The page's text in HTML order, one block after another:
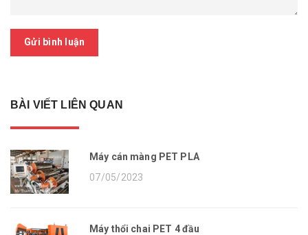
Gửi bình luận
BÀI VIẾT LIÊN QUAN
Máy cán màng PET PLA
07/05/2023
Máy thổi chai PET 4 đầu